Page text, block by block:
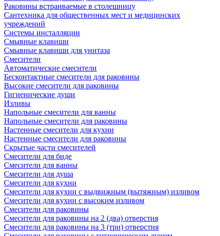
Раковины встраиваемые в столешницу
Сантехника для общественных мест и медицинских
учреждений
Системы инсталляции
Смывные клавиши
Смывные клавиши для унитаза
Смесители
Автоматические смесители
Бесконтактные смесители для раковины
Высокие смесители для раковины
Гигиенические души
Изливы
Напольные смесители для ванны
Напольные смесители для раковины
Настенные смесители для кухни
Настенные смесители для раковины
Скрытые части смесителей
Смесители для биде
Смесители для ванны
Смесители для душа
Смесители для кухни
Смесители для кухни с выдвижным (вытяжным) изливом
Смесители для кухни с высоким изливом
Смесители для раковины
Смесители для раковины на 2 (два) отверстия
Смесители для раковины на 3 (три) отверстия